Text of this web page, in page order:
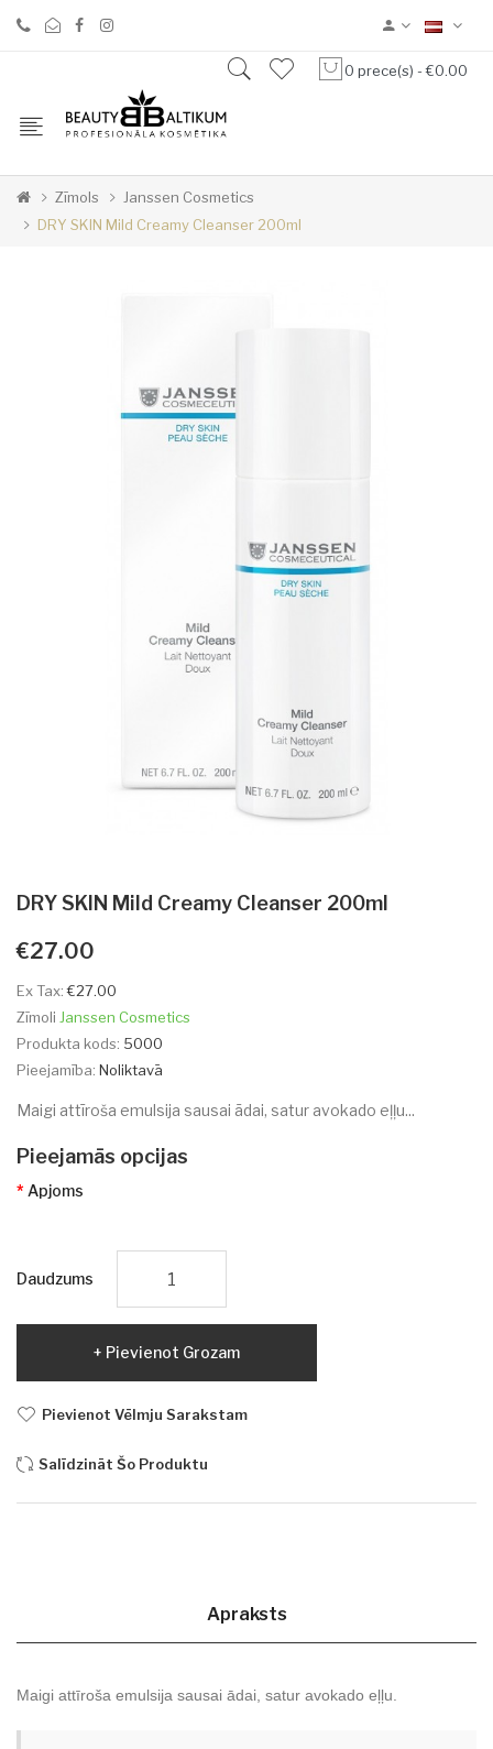
0 prece(s) - €0.00
Zīmols
Janssen Cosmetics
DRY SKIN Mild Creamy Cleanser 200ml
DRY SKIN Mild Creamy Cleanser 200ml
€27.00
Ex Tax:€27.00
Zīmoli Janssen Cosmetics
Produkta kods: 5000
Pieejamība: Noliktavā
Maigi attīroša emulsija sausai ādai, satur avokado eļļu...
Pieejamās opcijas
Apjoms
Daudzums
Pievienot Grozam
Pievienot Vēlmju Sarakstam
Salīdzināt Šo Produktu
Apraksts
Maigi attīroša emulsija sausai ādai, satur avokado eļļu.